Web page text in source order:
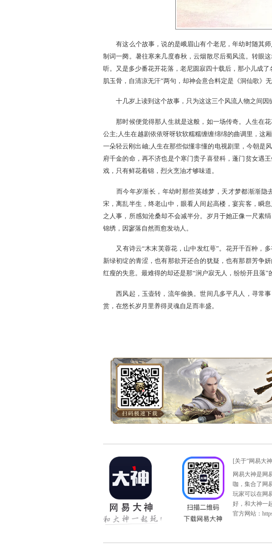
有这么个故事，说的是峨眉山有个老尼，
制词一阕。暑往寒来几度春秋，云烟散尽
听。又是多少番花开花落，老尼圆寂四十
肌玉骨，自清凉无汗”两句，却神会意合料
十几岁上读到这个故事，只为这这三个
那时候便觉得那人生就是这般，如一场
公主;人生在越剧依依呀呀软软糯糯缠缠绵
府千金的命，再不济也是个寒门贵子喜登
戏，只有鲜花着锦，烈火烹油才够味道。
而今年岁渐长，年幼时那些英雄梦，天
宋，离乱半生，终老山中，眼看人间起高
又有诗云“木末芙蓉花，山中发红萼”。
新绿初绽的青涩，也有那欲开还合的犹疑
红瘦的失意。最难得的却还是那“涧户寂无
西风起，玉壶转，流年偷换。世间几多平